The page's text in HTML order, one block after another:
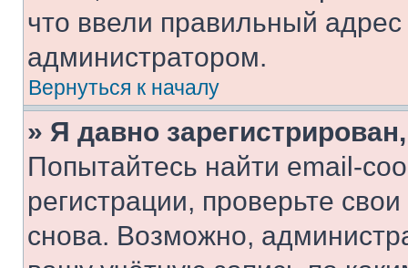
что ввели правильный адрес
администратором.
Вернуться к началу
» Я давно
Попытайтесь найти email-
регистрации, проверьте
снова. Возможно,